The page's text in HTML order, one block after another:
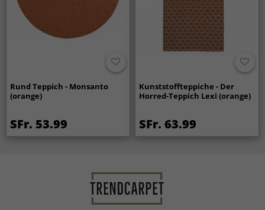
Rund Teppich - Monsanto
(orange)
SFr. 53.99
Kunststoffteppiche - Der
Horred-Teppich Lexi (orange)
SFr. 63.99